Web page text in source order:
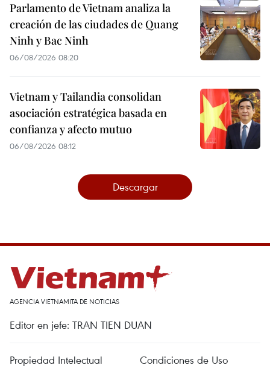
Parlamento de Vietnam analiza la
creación de las ciudades de Quang
Ninh y Bac Ninh
06/08/2026 08:20
Vietnam y Tailandia consolidan
asociación estratégica basada en
confianza y afecto mutuo
06/08/2026 08:12
Descargar
AGENCIA VIETNAMITA DE NOTICIAS
Editor en jefe: TRAN TIEN DUAN
Propiedad Intelectual
Condiciones de Uso